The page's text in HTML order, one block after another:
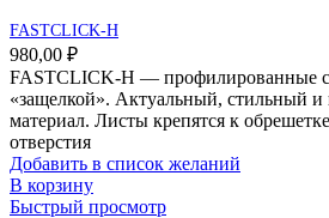
FASTCLICK-H
980,00 ₽
FASTCLICK-Н — профилированные
«защелкой». Актуальный, стильный
материал. Листы крепятся к
отверстия
Добавить в список желаний
В корзину
Быстрый просмотр